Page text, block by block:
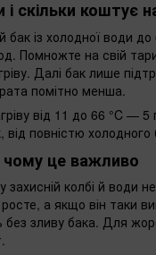
скільки коштує
бак із холодної води до
Помножте на свій
Далі бак лише
помітно менша.
від 11 до 66 °C — 5
від повністю холодного
чому це важливо
захисній колбі й води
а якщо він таки
без зливу бака. Для